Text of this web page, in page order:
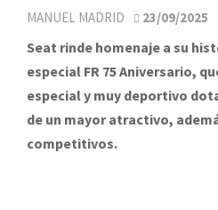
MANUEL MADRID 23/09/2025
Seat rinde homenaje a su
especial FR 75 Aniversario,
especial y muy deportivo
de un mayor atractivo,
competitivos.